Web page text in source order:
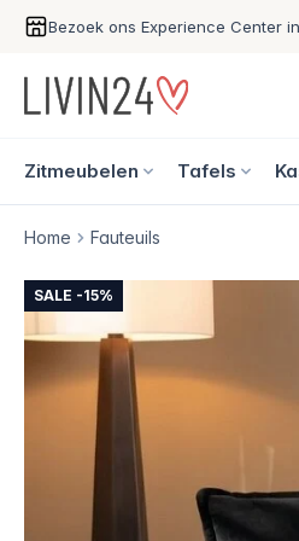
Bezoek ons Experience Center
Zitmeubelen Tafels
Home Fauteuils
SALE -15%